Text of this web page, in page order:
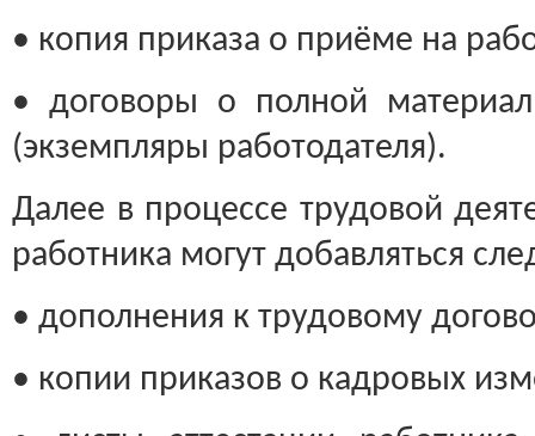
• копия приказа о приёме на
• договоры о полной
(экземпляры работодателя).
Далее в процессе трудовой
работника могут добавляться
• дополнения к трудовому
• копии приказов о кадровых